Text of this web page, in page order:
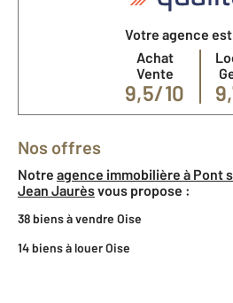
Votre agence
Achat
Vente
9,5/10
Nos offres
Notre agence immobilière à Pont
Jean Jaurèsvous propose :
38 biens à vendre Oise
14 biens à louer Oise